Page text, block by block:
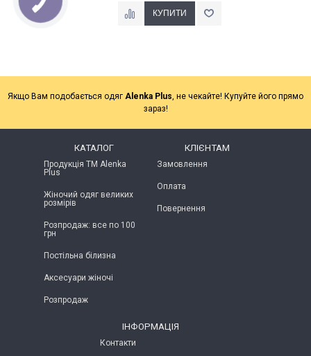
Якщо Вам подобається одяг Alenka Plus, не чекайте! Купуйте його прямо
зараз!
КАТАЛОГ
Продукція ТМ Alenka
Plus
Жіночий одяг великих
розмірів
Розпродаж: все по 100
грн
Постільна білизна
Аксесуари жіночі
Розпродаж
КЛІЄНТАМ
Замовлення
Оплата
Повернення
ІНФОРМАЦІЯ
Контакти